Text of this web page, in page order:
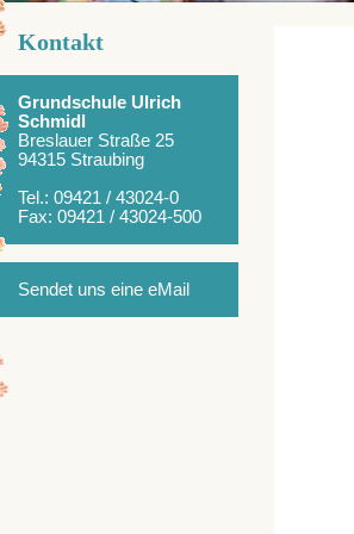
Kontakt
Grundschule Ulrich
Schmidl
Breslauer Straße 25
94315 Straubing
Tel.: 09421 / 43024-0
Fax: 09421 / 43024-500
Sendet uns eine eMail